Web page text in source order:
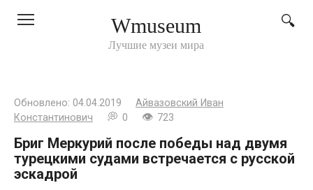
Wmuseum
Лучшие музеи мира
Обновлено: 04.04.2019
Айвазовский Иван
Константинович
0 723
Бриг Меркурий после победы над двумя
турецкими судами встречается с русской
эскадрой